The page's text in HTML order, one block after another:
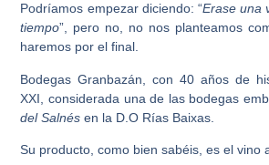
Podríamos empezar diciendo: “Erase una
tiempo”, pero no, no nos planteamos
haremos por el final.
Bodegas Granbazán,
con 40 años de
XXI, considerada una de las bodegas
del Salnés en la D.O Rías Baixas
Su producto, como bien sabéis, es elvino